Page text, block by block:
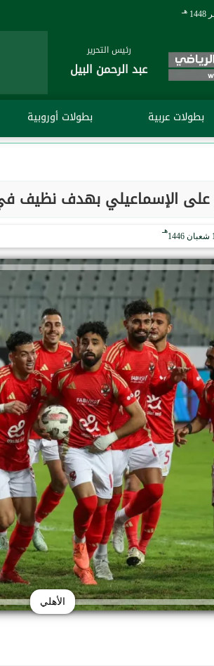
هـ
رئيس التحرير
عبد الرحمن البيل
بطولات عربية بطولات أوروبية
على الإسماعيلي بهدف نظيف
هـ
الأهلي